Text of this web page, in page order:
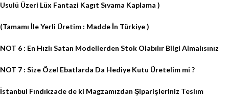
Usulü Üzeri Lüx Fantazi Kagıt Sıvama Kaplama )
(Tamamı İle Yerli Üretim : Madde İn Türkiye )
NOT 6 : En Hızlı Satan Modellerden Stok Olabılır Bilgi Almalısınız
NOT 7 : Size Özel Ebatlarda Da Hediye Kutu Üretelim mi ?
İstanbul Fındıkzade de ki Magzamızdan Şiparişleriniz Teslım